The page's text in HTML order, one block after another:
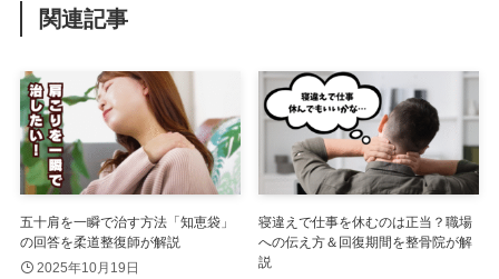
関連記事
五十肩を一瞬で治す方法「知恵袋」
の回答を柔道整復師が解説
2025年10月19日
寝違えで仕事を休むのは正当？職場
への伝え方＆回復期間を整骨院が解
説